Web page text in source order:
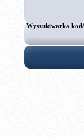
Wyszukiwarka